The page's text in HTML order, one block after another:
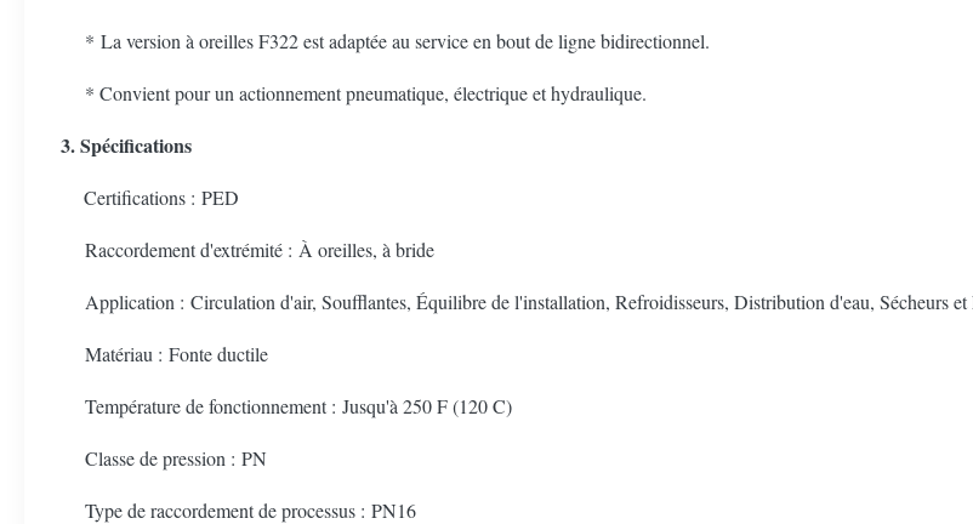
* La version à oreilles F322 est adaptée au service en bout de ligne bidirectionnel.
* Convient pour un actionnement pneumatique, électrique et hydraulique.
3. Spécifications
Certifications : PED
Raccordement d'extrémité : À oreilles, à bride
Application : Circulation d'air, Soufflantes, Équilibre de l'installation, Refroidisseurs, Distribution d'eau, Sécheurs et
Matériau : Fonte ductile
Température de fonctionnement : Jusqu'à 250 F (120 C)
Classe de pression : PN
Type de raccordement de processus : PN16